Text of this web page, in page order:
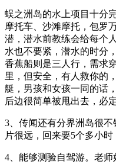
蜈之洲岛的水上项目十分
摩托车、沙滩摩托，包罗
潜，潜水前教练会给每个
水也不要紧，潜水的时分
香蕉船则是三人行，需求
里，但安全，有人救你的
艇，男孩和女孩一同的话
后边很简单被甩出去，必
3、传闻还有分界洲岛很
片很远，回来要5个多小时
4、能够测验自驾游。老